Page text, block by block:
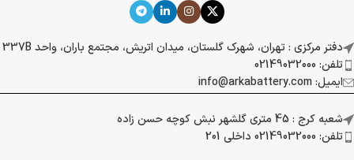
دفتر مرکزی : تهران، شهرک گلستان، میدان اتریش، مجتمع باران، واحد 337B
تلفن: 02149032000
ایمیل: info@arkabattery.com
شعبه کرج : 45 متری گلشهر نبش کوچه حسن زاده
تلفن: 02149032000 داخلی 201